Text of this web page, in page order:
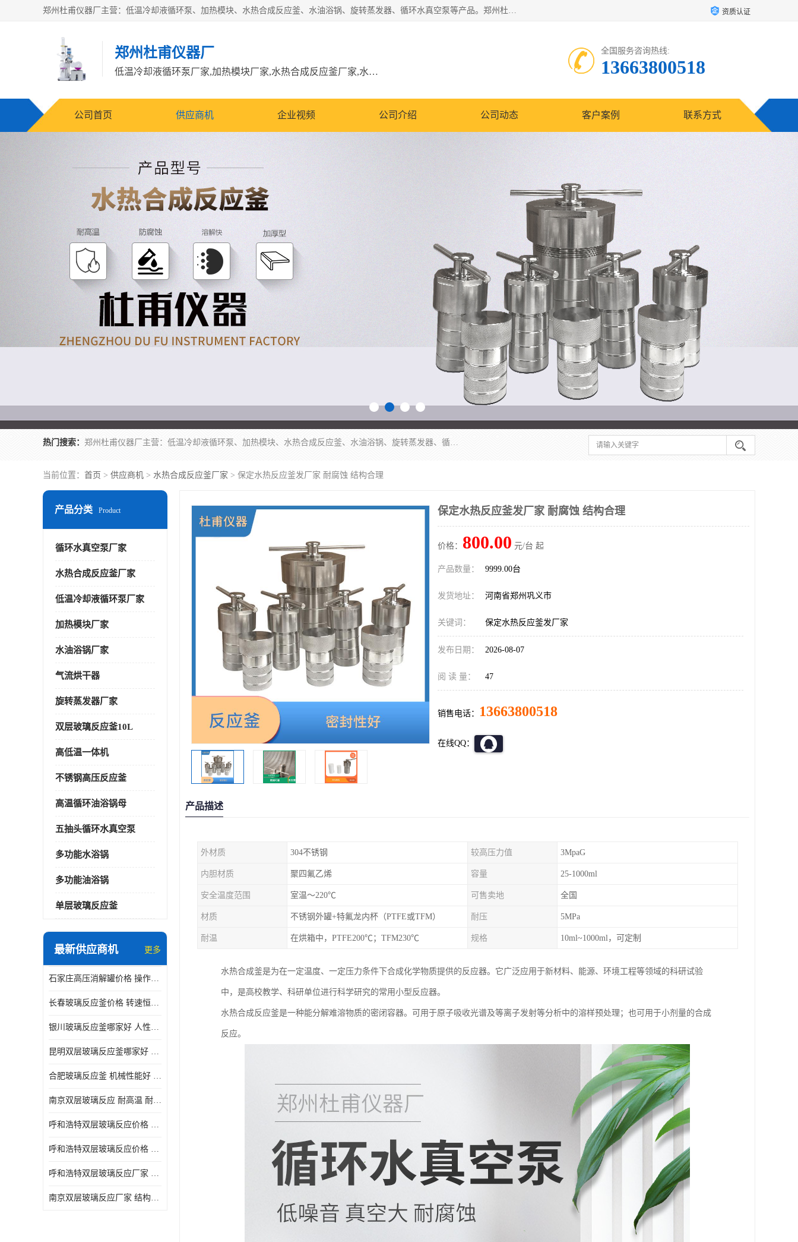
郑州杜甫仪器厂主营：低温冷却液循环泵、加热模块、水热合成反应釜、水油浴锅、旋转蒸发器、循环水真空泵等产品。郑州杜甫仪器厂在众多的教学仪器行业中依靠科技力量扬长避短、迅速发展，成为国家教委*生产教学仪器的厂家，产品具有国内良好水平，主导产品通过ISO9002质量认证。 资质认证
郑州杜甫仪器厂
低温冷却液循环泵厂家,加热模块厂家,水热合成反应釜厂家,水油浴锅厂家,旋转蒸发器厂家
全国服务咨询热线:
13663800518
公司首页 供应商机 企业视频 公司介绍 公司动态 客户案例 联系方式
热门搜索： 郑州杜甫仪器厂主营：低温冷却液循环泵、加热模块、水热合成反应釜、水油浴锅、旋转蒸发器、循环水真空泵等产品。郑州杜甫仪器厂在众多的教学仪器行业中依靠科技力量扬长避短、迅速发展，成为国家教委*生产教学仪器的厂家，产品具有国内良好水平，主导产品通过ISO9002质量认证。
当前位置： 首页 > 供应商机 > 水热合成反应釜厂家 > 保定水热反应釜发厂家 耐腐蚀 结构合理
产品分类 Product
循环水真空泵厂家
水热合成反应釜厂家
低温冷却液循环泵厂家
加热模块厂家
水油浴锅厂家
气流烘干器
旋转蒸发器厂家
双层玻璃反应釜10L
高低温一体机
不锈钢高压反应釜
高温循环油浴锅母
五抽头循环水真空泵
多功能水浴锅
多功能油浴锅
单层玻璃反应釜
最新供应商机 更多
石家庄高压消解罐价格 操作简单 使用安全
长春玻璃反应釜价格 转速恒定 机械性能好
银川玻璃反应釜哪家好 人性化设计 可连续工作
昆明双层玻璃反应釜哪家好 人性化设计 可连续工作 机械性能好
合肥玻璃反应釜 机械性能好 可连续工作
南京双层玻璃反应 耐高温 耐腐蚀 空载不宜高速运转
呼和浩特双层玻璃反应价格 安全稳定 机械性能好
呼和浩特双层玻璃反应价格 结构紧凑 可做加热反应
呼和浩特双层玻璃反应厂家 转速恒定 空载不宜高速运转
南京双层玻璃反应厂家 结构紧凑 可连续工作 可做加热反应
保定水热反应釜发厂家 耐腐蚀 结构合理
价格： 800.00 元/台 起
产品数量： 9999.00台
发货地址： 河南省郑州巩义市
关键词： 保定水热反应釜发厂家
发布日期： 2026-08-07
阅 读 量： 47
销售电话： 13663800518
在线QQ：
产品描述
外材质 304不锈钢 较高压力值 3MpaG
内胆材质 聚四氟乙烯 容量 25-1000ml
安全温度范围 室温～220℃ 可售卖地 全国
材质 不锈钢外罐+特氟龙内杯（PTFE或TFM） 耐压 5MPa
耐温 在烘箱中，PTFE200℃；TFM230℃ 规格 10ml~1000ml，可定制
水热合成釜是为在一定温度、一定压力条件下合成化学物质提供的反应器。它广泛应用于新材料、能源、环境工程等领域的科研试验
中，是高校教学、科研单位进行科学研究的常用小型反应器。
水热合成反应釜是一种能分解难溶物质的密闭容器。可用于原子吸收光谱及等离子发射等分析中的溶样预处理；也可用于小剂量的合成
反应。